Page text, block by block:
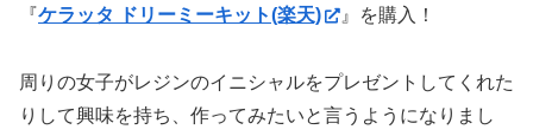
『ケラッタ ドリーミーキット(楽天) 』を購入！
周りの女子がレジンのイニシャルをプレゼントしてくれた
りして興味を持ち、作ってみたいと言うようになりまし